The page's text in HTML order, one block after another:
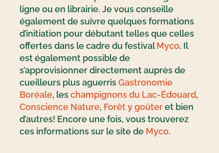
ligne ou en librairie. Je vous conseille
également de suivre quelques formations
d’initiation pour débutant telles que celles
offertes dans le cadre du festivalMyco. Il
est également possible de
s’approvisionner directement auprès de
cueilleurs plus aguerrisGastronomie
Boréale, leschampignons du Lac-Édouard,
Conscience Nature, Forêt y goûteret bien
d’autres! Encore une fois, vous trouverez
ces informations sur le site de Myco.